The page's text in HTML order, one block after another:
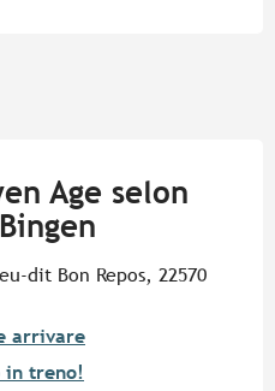
Age selon
dit Bon Repos, 22570
arrivare
in treno!